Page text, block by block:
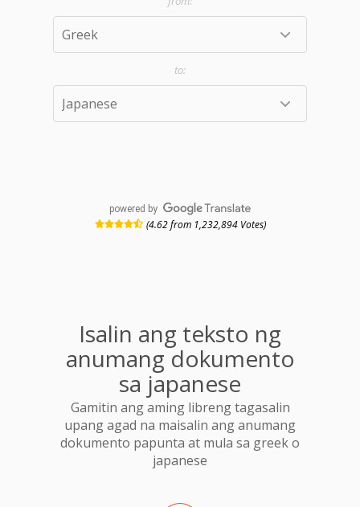
powered by
(4.62 from 1,232,894 Votes)
Isalin ang teksto ng
anumang dokumento
sa japanese
Gamitin ang aming libreng tagasalin
upang agad na maisalin ang anumang
dokumento papunta at mula sa greek o
japanese